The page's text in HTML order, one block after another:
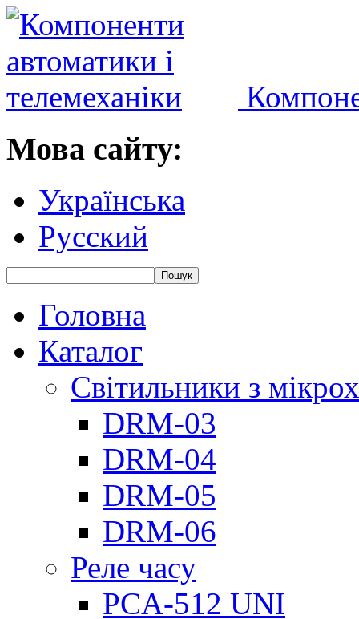
Мова сайту:
Українська
Русский
Головна
Каталог
Світильники з
DRM-03
DRM-04
DRM-05
DRM-06
Реле часу
PCA-512 UNI